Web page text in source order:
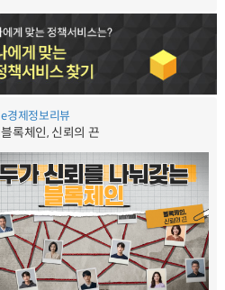
e경제정보리뷰
블록체인, 신뢰의 끈